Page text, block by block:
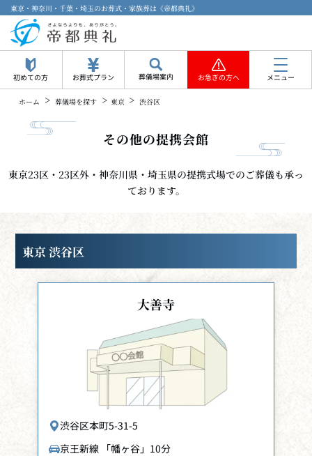
東京・神奈川・千葉・埼玉のお葬式・家族葬は《帝都典礼》
初めての方 お葬式プラン 葬儀場案内 お急ぎの方へ メニュー
ホーム > 葬儀場を探す > 東京 > 渋谷区
その他の提携会館
東京23区・23区外・神奈川県・埼玉県の提携式場でのご葬儀も承っ
ております。
東京 渋谷区
大善寺
渋谷区本町5-31-5
京王新線 「幡ヶ谷」10分